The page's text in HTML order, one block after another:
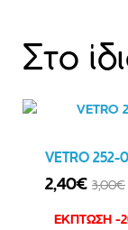
Στο
VETRO
2,40€ 3,00€
ΕΚΠΤΩΣΗ -